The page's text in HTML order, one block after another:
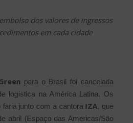
dos valores de ingressos
em cada cidade
para o Brasil foi cancelada
logística na América Latina. Os
junto com a cantora IZA, que
abril (Espaço das Américas/São